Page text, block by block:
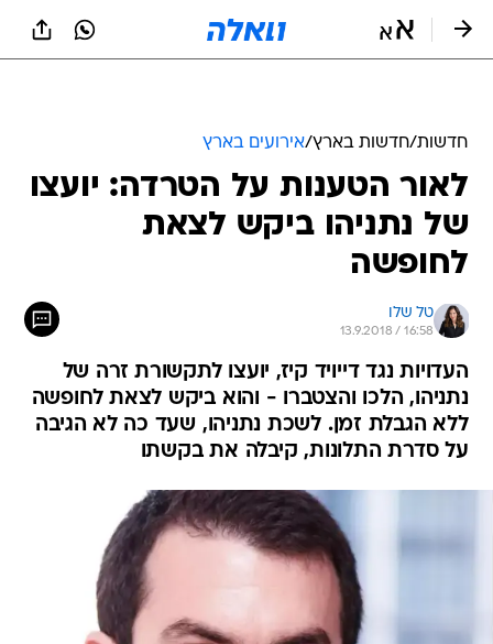
חדשות/חדשות בארץ/אירועים בארץ
לאור הטענות על הטרדה: יועצו
של נתניהו ביקש לצאת
לחופשה
טל שלו
13.9.2018 / 16:58
העדויות נגד דייויד קיז, יועצו לתקשורת זרה של
נתניהו, הלכו והצטברו - והוא ביקש לצאת לחופשה
ללא הגבלת זמן. לשכת נתניהו, שעד כה לא הגיבה
על סדרת התלונות, קיבלה את בקשתו